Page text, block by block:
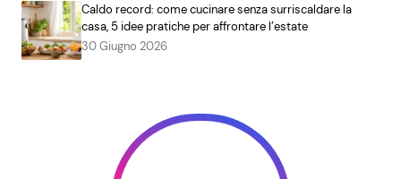
Caldo record: come cucinare senza surriscaldare la
casa, 5 idee pratiche per affrontare l’estate
30 Giugno 2026